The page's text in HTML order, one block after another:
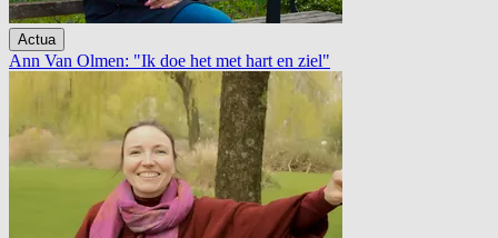
Actua
Ann Van Olmen: "Ik doe het met hart en ziel"